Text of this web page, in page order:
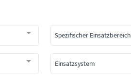
Spezifischer Einsatzbereich
Einsatzsystem